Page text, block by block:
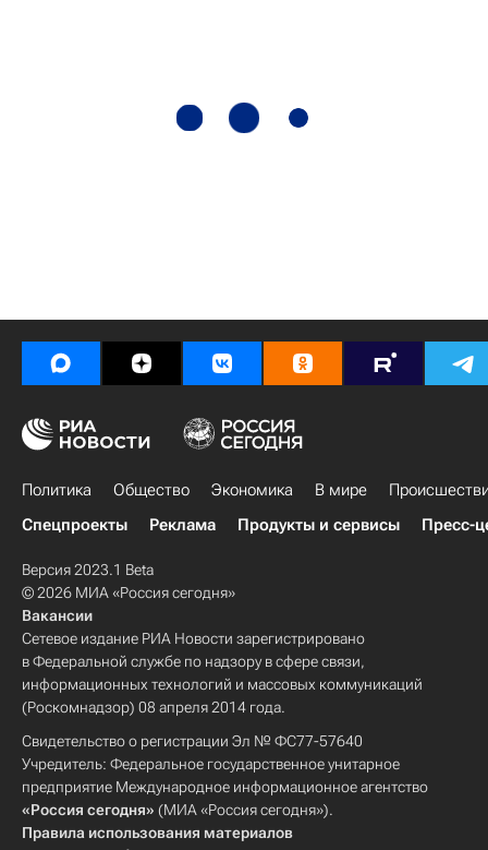
Политика Общество Экономика В мире
Спецпроекты
Реклама Продукты и сервисы Пресс-
Версия 2023.1 Beta
© 2026 МИА «Россия сегодня»
Вакансии
Сетевое издание РИА Новости зарегистрировано
в Федеральной службе по надзору в сфере связи,
информационных технологий и массовых коммуникаций
(Роскомнадзор) 08 апреля 2014 года.
Свидетельство о регистрации Эл № ФС77-57640
Учредитель: Федеральное государственное унитарное
предприятие Международное информационное агентство
«Россия сегодня» (МИА «Россия сегодня»).
Правила использования материалов